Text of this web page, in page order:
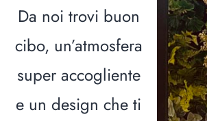
Da noi trovi buon
cibo, un’atmosfera
super accogliente
e un design che ti